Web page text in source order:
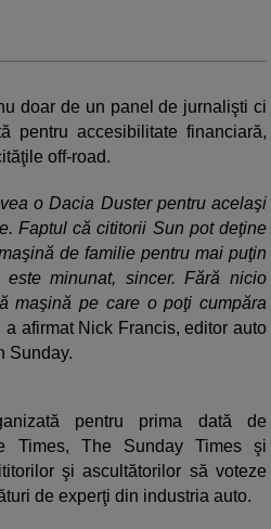
doar de un panel de jurnalişti ci
pentru accesibilitate financiară,
off-road.
o Dacia Duster pentru acelaşi
Faptul că cititorii Sun pot deţine
de familie pentru mai puţin
minunat, sincer. Fără nicio
maşină pe care o poţi cumpăra
a afirmat Nick Francis, editor auto
Sunday.
pentru prima dată de
Times, The Sunday Times şi
şi ascultătorilor să voteze
de experţi din industria auto.